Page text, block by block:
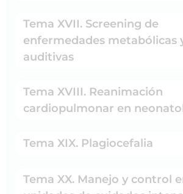
Tema XVII. Screening de
enfermedades metabólicas
auditivas
Tema XVIII. Reanimación
cardiopulmonar en
Tema XIX. Plagiocefalia
Tema XX. Manejo y control